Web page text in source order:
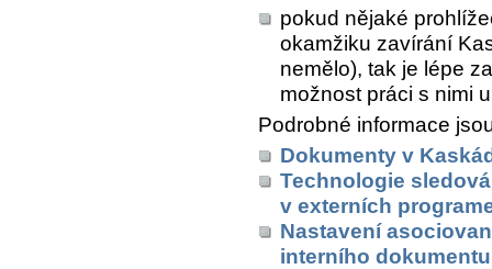
pokud nějaké
okamžiku zavírání
nemělo), tak je lépe
možnost práci s nimi
Podrobné informace
Dokumenty v
Technologie
v externích
Nastavení
interního dokumentu